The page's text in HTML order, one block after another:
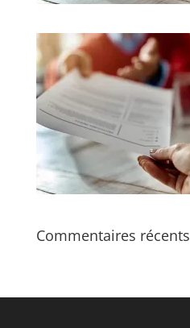
Commentaires récents